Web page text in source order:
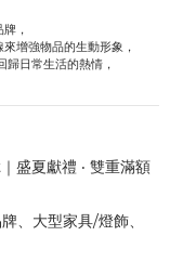
，
增強物品的生動形象，
日常生活的熱情，
盛夏獻禮 ‧ 雙重滿額
、大型家具/燈飾、